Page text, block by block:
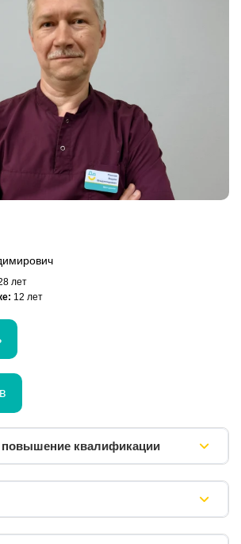
повышение квалификации
лет
12 лет